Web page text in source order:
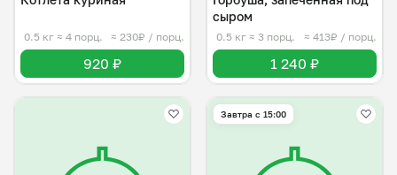
0.5 кг ≈ 4 порц. ≈ 230₽ / порц.
920 ₽
сыром
0.5 кг ≈ 3 порц. ≈ 413₽ / порц.
1 240 ₽
Завтра c 15:00